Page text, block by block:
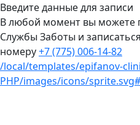
Введите данные для записи
В любой момент вы можете
Службы Заботы и
номеру+7 (775) 006-14-82
/local/templates/epifanov-
PHP/images/icons/